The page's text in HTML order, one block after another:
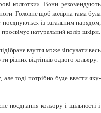
колготки». Вони рекомендують
Головне щоб колірна гама була
із загальним нарядом,
натуральний колір шкіри.
взуття може зіпсувати весь
різних відтінків одного кольору.
тоді потрібно буде ввести яку-
поєднання кольору і щільності і